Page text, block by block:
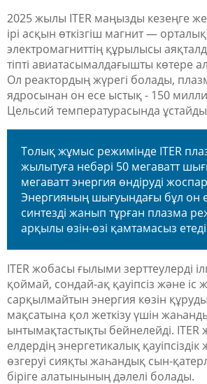
2025жылы ITER маңызды кезеңге
ірі асқын өткізгіш магнит — орталық
электромагниттің құрылысы
тіпті авиатасымалдағышты көтере
Ол реактордың жүрегі болады,
ядросынан он есе ыстық- 150
Цельсий температурасында
Толық жұмыс режимінде ITER
жылытуға небәрі 50 мегаватт
мегаватт энергия өндіруді
Энергияның шығуындағы бұл он
синтезді жанып тұрған плазма
арқылы өзін-өзі қамтамасыз
ITER жобасы ғылыми зерттеулерді
қоймай, сондай-ақ қауіпсіз және іс
сарқылмайтын энергия көзін
мақсатына қол жеткізу үшін
ынтымақтастықты бейнелейді. ITER
елдердің энергетикалық
өзгеруі сияқты жаһандық сын-
біріге алатынының дәлелі болады.